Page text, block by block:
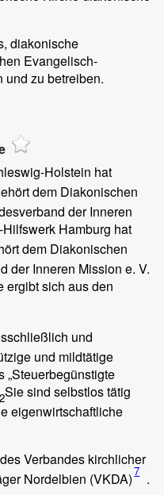
diakonische
Evangelisch-
und zu betreiben.
Holstein hat
dem Diakonischen
der Inneren
Hamburg hat
dem Diakonischen
der Inneren Mission e. V.
ergibt sich aus den
und
und mildtätige
„Steuerbegünstigte
2Sie sind selbstlos tätig
eigenwirtschaftliche
Verbandes kirchlicher
Nordelbien (VKDA)7 .